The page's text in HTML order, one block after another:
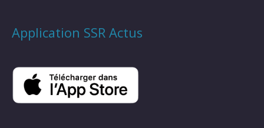
Application SSR Actus